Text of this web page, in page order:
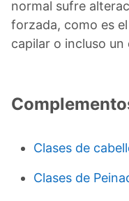
normal sufre
forzada, como es
capilar o incluso un
Clases de
Clases de